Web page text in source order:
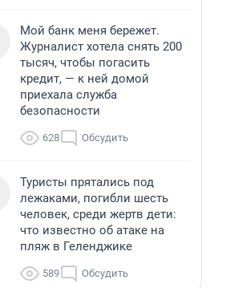
Мой банк меня бережет.
Журналист хотела снять 200
тысяч, чтобы погасить
кредит, — к ней домой
приехала служба
безопасности
628 Обсудить
Туристы прятались под
лежаками, погибли шесть
человек, среди жертв дети:
что известно об атаке на
пляж в Геленджике
589 Обсудить